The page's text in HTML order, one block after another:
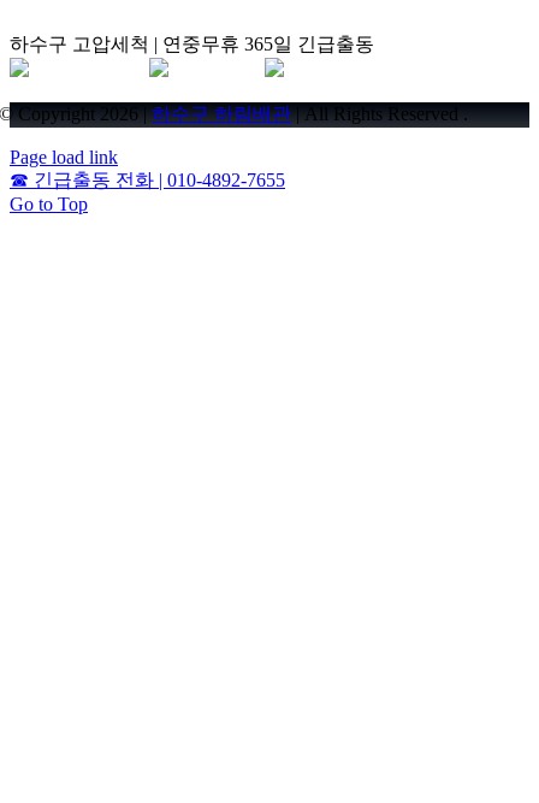
하수구 고압세척 | 연중무휴 365일 긴급출동
© Copyright 2026 |하수구 하림배관 | All Rights Reserved .
Page load link
☎ 긴급출동 전화 | 010-4892-7655
Go to Top